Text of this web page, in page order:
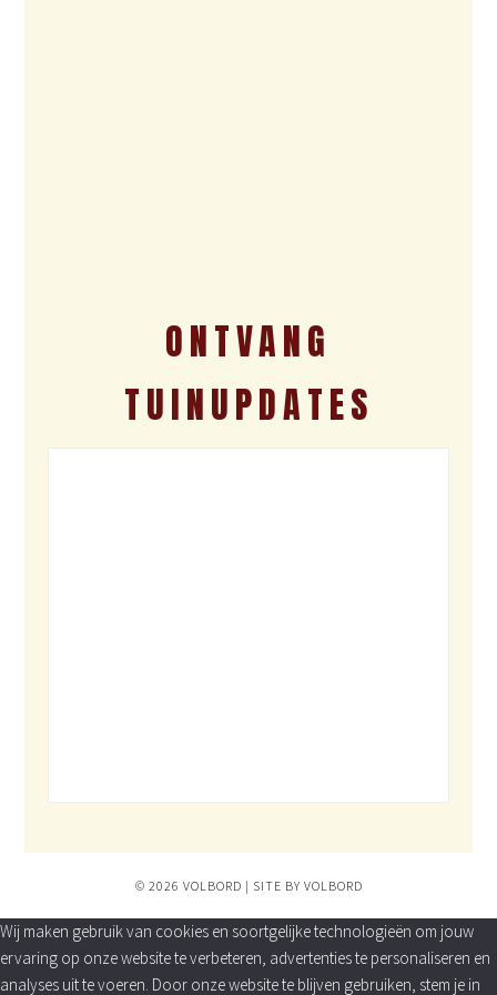
ONTVANG
TUINUPDATES
© 2026 VOLBORD | SITE BY VOLBORD
Wij maken gebruik van cookies en soortgelijke technologieën om jouw
ervaring op onze website te verbeteren, advertenties te personaliseren en
analyses uit te voeren. Door onze website te blijven gebruiken, stem je in